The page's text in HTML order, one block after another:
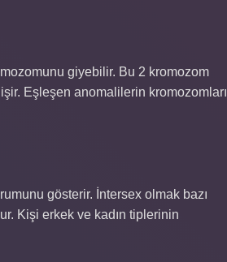
giyebilir. Bu 2 kromozom
Eşleşen anomalilerin kromozomları
gösterir. İntersex olmak bazı
Kişi erkek ve kadın tiplerinin